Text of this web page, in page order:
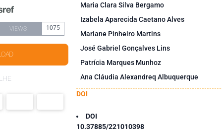
VIEWS 1075
Maria Clara Silva Bergamo
Izabela Aparecida Caetano Alves
Mariane Pinheiro Martins
José Gabriel Gonçalves Lins
Patrícia Marques Munhoz
Ana Cláudia Alexandreq Albuquerque
DOI
DOI
10.37885/221010398